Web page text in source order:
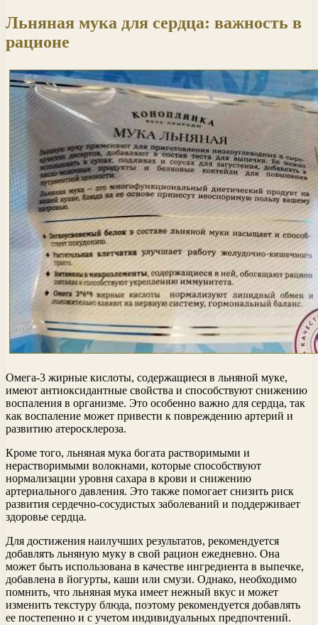
Льняная мука для сердца: важность в
рационе
Омега-3 жирные кислоты, содержащиеся в льняной муке,
имеют антиоксидантные свойства и способствуют снижению
воспаления в организме. Это особенно важно для сердца, так
как воспаление может привести к повреждению артерий и
развитию атеросклероза.
Кроме того, льняная мука богата растворимыми и
нерастворимыми волокнами, которые способствуют
нормализации уровня сахара в крови и снижению
артериального давления. Это также помогает снизить риск
развития сердечно-сосудистых заболеваний и поддерживает
здоровье сердца.
Для достижения наилучших результатов, рекомендуется
добавлять льняную муку в свой рацион ежедневно. Она
может быть использована в качестве ингредиента в выпечке,
добавлена в йогурты, каши или смузи. Однако, необходимо
помнить, что льняная мука имеет нежный вкус и может
изменить текстуру блюда, поэтому рекомендуется добавлять
ее постепенно и с учетом индивидуальных предпочтений.